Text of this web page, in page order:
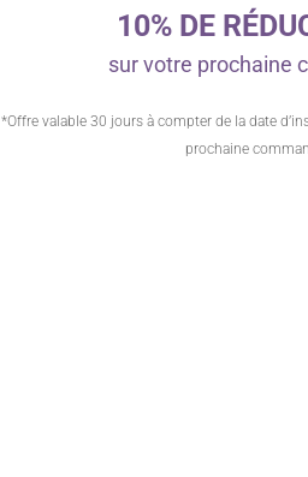
10% DE
sur votre prochaine
*Offre valable 30 jours à compter de la date
prochaine